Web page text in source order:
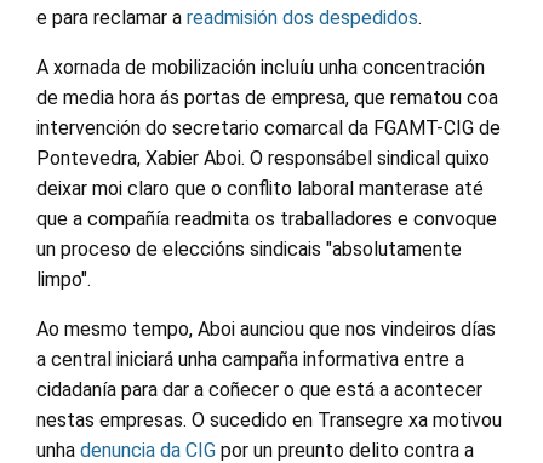
e para reclamar a readmisión dos despedidos.
A xornada de mobilización incluíu unha concentración
de media hora ás portas de empresa, que rematou coa
intervención do secretario comarcal da FGAMT-CIG de
Pontevedra, Xabier Aboi. O responsábel sindical quixo
deixar moi claro que o conflito laboral manterase até
que a compañía readmita os traballadores e convoque
un proceso de eleccións sindicais "absolutamente
limpo".
Ao mesmo tempo, Aboi aunciou que nos vindeiros días
a central iniciará unha campaña informativa entre a
cidadanía para dar a coñecer o que está a acontecer
nestas empresas. O sucedido en Transegre xa motivou
unha denuncia da CIG por un preunto delito contra a